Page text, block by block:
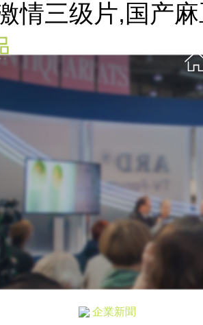
情三级片,国产
企業新聞